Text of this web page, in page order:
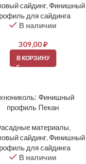
сайдинг, Финишный
для сайдинга
В наличии
309,00₽
В КОРЗИНУ
Финишный
профиль Пекан
материалы,
сайдинг, Финишный
для сайдинга
В наличии